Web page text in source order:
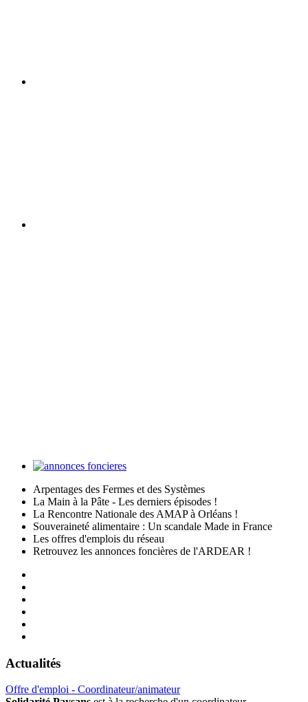
Arpentages des Fermes et des Systèmes
La Main à la Pâte - Les derniers épisodes !
La Rencontre Nationale des AMAP à Orléans !
Souveraineté alimentaire : Un scandale Made in France
Les offres d'emplois du réseau
Retrouvez les annonces foncières de l'ARDEAR !
Actualités
Offre d'emploi - Coordinateur/animateur